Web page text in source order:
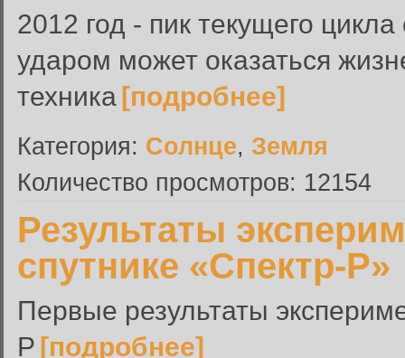
2012 год - пик текущего
ударом может оказаться
техника [подробнее]
Категория: Солнце, Земля
Количество просмотров: 12154
Результаты
спутнике «Спектр-Р»
Первые результаты
Р [подробнее]